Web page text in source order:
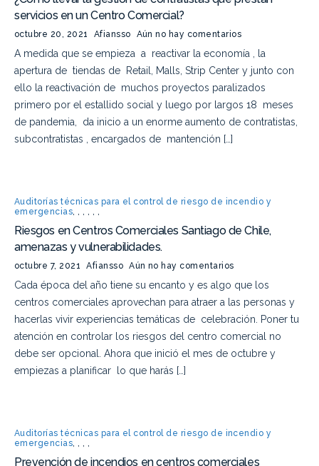
servicios en un Centro Comercial?
octubre 20, 2021 Afiansso Aún no hay comentarios
A medida que se empieza a reactivar la economía , la
apertura de tiendas de Retail, Malls, Strip Center y junto con
ello la reactivación de muchos proyectos paralizados
primero por el estallido social y luego por largos 18 meses
de pandemia, da inicio a un enorme aumento de contratistas,
subcontratistas , encargados de mantención […]
Auditorías técnicas para el control de riesgo de incendio y
emergencias,,,,,,
Riesgos en Centros Comerciales Santiago de Chile,
amenazas y vulnerabilidades.
octubre 7, 2021 Afiansso Aún no hay comentarios
Cada época del año tiene su encanto y es algo que los
centros comerciales aprovechan para atraer a las personas y
hacerlas vivir experiencias temáticas de celebración. Poner tu
atención en controlar los riesgos del centro comercial no
debe ser opcional. Ahora que inició el mes de octubre y
empiezas a planificar lo que harás […]
Auditorías técnicas para el control de riesgo de incendio y
emergencias,,,,
Prevención de incendios en centros comerciales